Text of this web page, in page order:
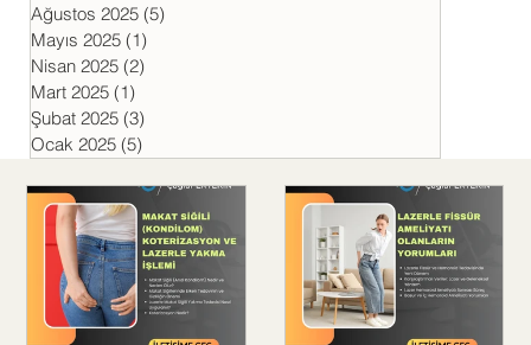
Ağustos 2025 (5)5 yazı
Mayıs 2025 (1)1 yazı
Nisan 2025 (2)2 yazı
Mart 2025 (1)1 yazı
Şubat 2025 (3)3 yazı
Ocak 2025 (5)5 yazı